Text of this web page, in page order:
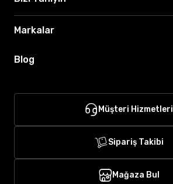
Markalar
Blog
Müşteri Hizmetleri
Sipariş Takibi
Mağaza Bul